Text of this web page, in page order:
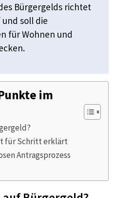
Bürgergelds richtet
soll die
für Wohnen und
im
für Schritt erklärt
Antragsprozess